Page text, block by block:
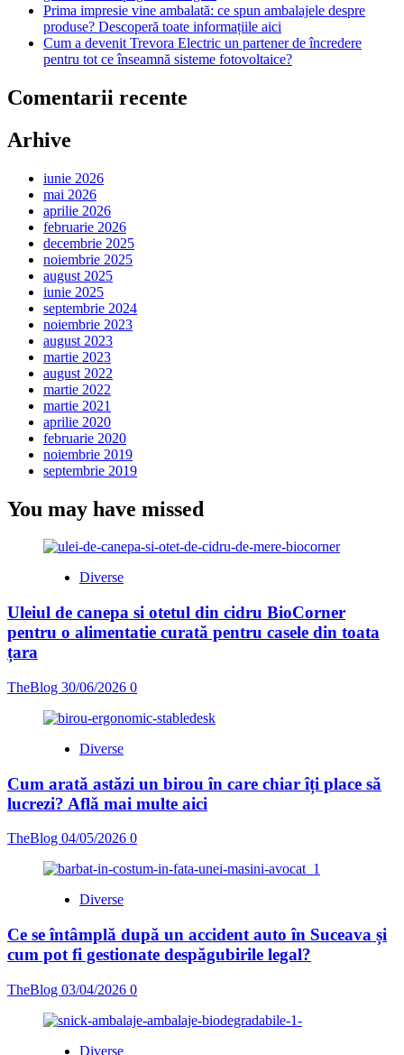
Prima impresie vine ambalată: ce spun ambalajele despre
produse? Descoperă toate informațiile aici
Cum a devenit Trevora Electric un partener de încredere
pentru tot ce înseamnă sisteme fotovoltaice?
Comentarii recente
Arhive
iunie 2026
mai 2026
aprilie 2026
februarie 2026
decembrie 2025
noiembrie 2025
august 2025
iunie 2025
septembrie 2024
noiembrie 2023
august 2023
martie 2023
august 2022
martie 2022
martie 2021
aprilie 2020
februarie 2020
noiembrie 2019
septembrie 2019
You may have missed
Diverse
Uleiul de canepa si otetul din cidru BioCorner
pentru o alimentatie curată pentru casele din toata
țara
TheBlog 30/06/2026 0
Diverse
Cum arată astăzi un birou în care chiar îți place să
lucrezi? Află mai multe aici
TheBlog 04/05/2026 0
Diverse
Ce se întâmplă după un accident auto în Suceava și
cum pot fi gestionate despăgubirile legal?
TheBlog 03/04/2026 0
Diverse